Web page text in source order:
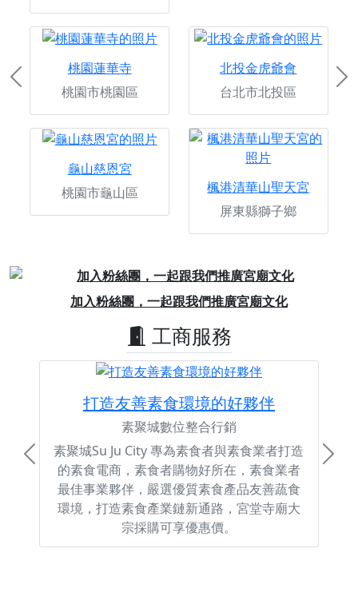
桃園蓮華寺
桃園市桃園區
北投金虎爺會
台北市北投區
龜山慈恩宮
桃園市龜山區
楓港清華山聖天宮
屏東縣獅子鄉
Previous
加入粉絲團，一起跟我們推廣宮廟文化
Previous
工商服務
打造友善素食環境的好夥伴
素聚城數位整合行銷
素聚城Su Ju City 專為素食者與素食業者打造
的素食電商，素食者購物好所在，素食業者
最佳事業夥伴，嚴選優質素食產品友善蔬食
環境，打造素食產業鏈新通路，宮堂寺廟大
宗採購可享優惠價。
Previous Next